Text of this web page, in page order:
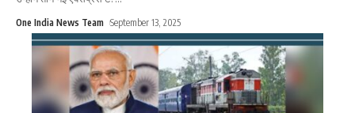
One India News Team September 13, 2025